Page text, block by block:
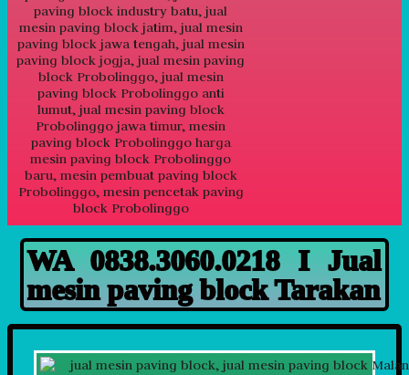
WA 0838.3060.0218 I Jual
mesin paving block Tarakan